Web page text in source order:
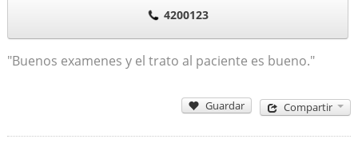
4200123
"Buenos examenes y el trato al paciente es bueno."
Guardar Compartir